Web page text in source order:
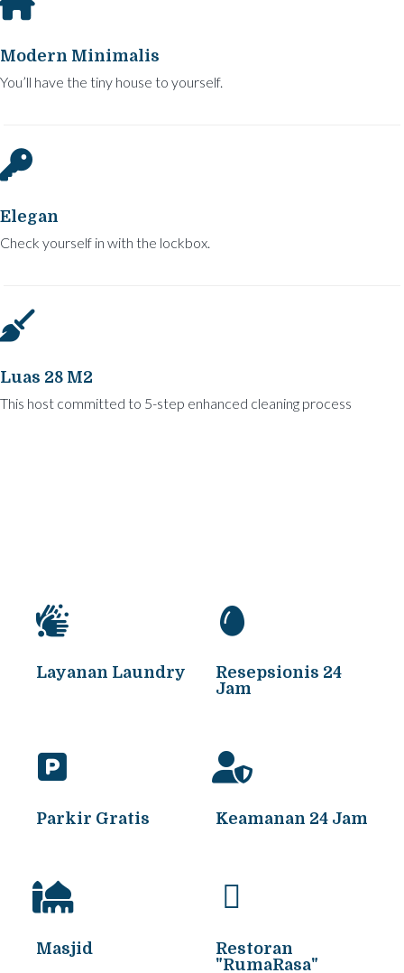
Modern Minimalis
You’ll have the tiny house to yourself.
Elegan
Check yourself in with the lockbox.
Luas 28 M2
This host committed to 5-step enhanced cleaning process
Layanan Laundry
Resepsionis 24
Jam
Parkir Gratis Keamanan 24 Jam
Masjid
Restoran
"RumaRasa"